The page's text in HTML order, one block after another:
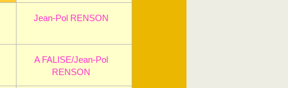
Jean-Pol RENSON
A FALISE/Jean-Pol
RENSON